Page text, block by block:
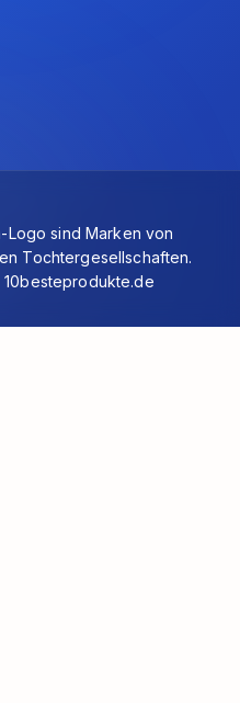
Logo sind Marken von
Tochtergesellschaften.